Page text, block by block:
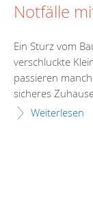
Notfälle
Ein Sturz vom
verschluckte
passieren
sicheres
Weiterlesen